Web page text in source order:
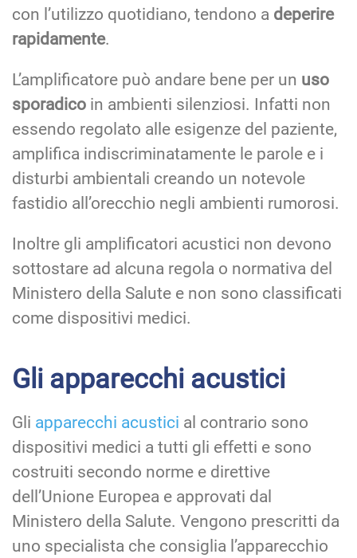
con l’utilizzo quotidiano, tendono a deperire
rapidamente.
L’amplificatore può andare bene per un uso
sporadico in ambienti silenziosi. Infatti non
essendo regolato alle esigenze del paziente,
amplifica indiscriminatamente le parole e i
disturbi ambientali creando un notevole
fastidio all’orecchio negli ambienti rumorosi.
Inoltre gli amplificatori acustici non devono
sottostare ad alcuna regola o normativa del
Ministero della Salute e non sono classificati
come dispositivi medici.
Gli apparecchi acustici
Gli apparecchi acustici al contrario sono
dispositivi medici a tutti gli effetti e sono
costruiti secondo norme e direttive
dell’Unione Europea e approvati dal
Ministero della Salute. Vengono prescritti da
uno specialista che consiglia l’apparecchio